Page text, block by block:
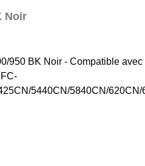
Noir
950 BK Noir - Compatible
5440CN/5840CN/620CN/